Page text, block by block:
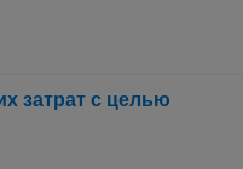
затрат с целью